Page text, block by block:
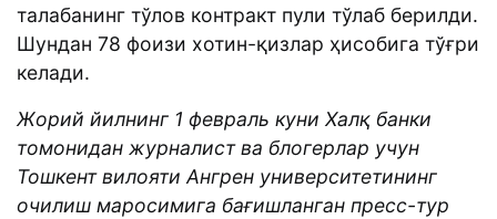
талабанинг тўлов контракт пули тўлаб берилди.
Шундан 78 фоизи хотин-қизлар ҳисобига тўғри
келади.
Жорий йилнинг 1 февраль куни Халқ банки
томонидан журналист ва блогерлар учун
Тошкент вилояти Ангрен университетининг
очилиш маросимига бағишланган пресс-тур